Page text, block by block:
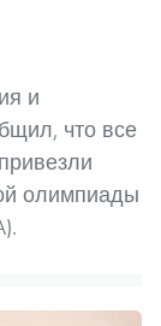
и
что все
олимпиады